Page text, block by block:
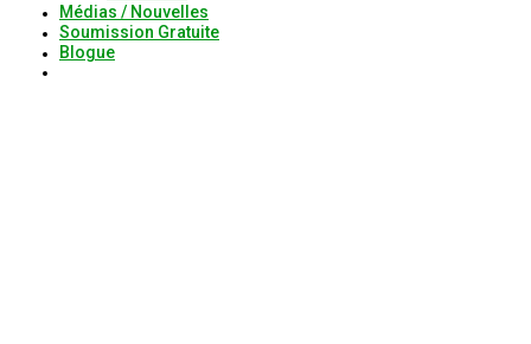
Médias / Nouvelles
Soumission Gratuite
Blogue